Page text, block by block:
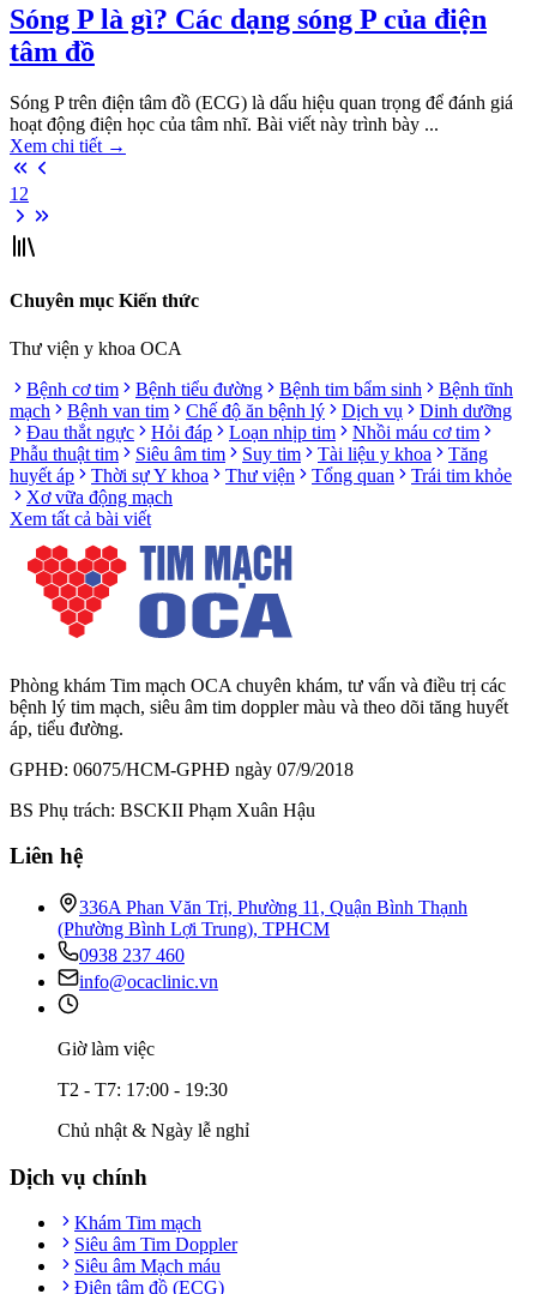
Sóng P là gì? Các dạng sóng P của điện
tâm đồ
Sóng P trên điện tâm đồ (ECG) là dấu hiệu quan trọng để đánh giá
hoạt động điện học của tâm nhĩ. Bài viết này trình bày ...
Xem chi tiết →
1 2
Chuyên mục Kiến thức
Thư viện y khoa OCA
Bệnh cơ tim
Bệnh tiểu đường Bệnh tim bẩm sinh
Bệnh tĩnh
mạch
Bệnh van tim Chế độ ăn bệnh lý Dịch vụ
Dinh dưỡng
Đau thắt ngực
Hỏi đáp Loạn nhịp tim
Nhồi máu cơ tim
Phẫu thuật tim
Siêu âm tim Suy tim Tài liệu y khoa
Tăng
huyết áp
Thời sự Y khoa Thư viện Tổng quan
Trái tim khỏe
Xơ vữa động mạch
Xem tất cả bài viết
Phòng khám Tim mạch OCA chuyên khám, tư vấn và điều trị các
bệnh lý tim mạch, siêu âm tim doppler màu và theo dõi tăng huyết
áp, tiểu đường.
GPHĐ: 06075/HCM-GPHĐ ngày 07/9/2018
BS Phụ trách: BSCKII Phạm Xuân Hậu
Liên hệ
336A Phan Văn Trị, Phường 11, Quận Bình Thạnh
(Phường Bình Lợi Trung), TPHCM
0938 237 460
info@ocaclinic.vn
Giờ làm việc
T2 - T7: 17:00 - 19:30
Chủ nhật & Ngày lễ nghỉ
Dịch vụ chính
Khám Tim mạch
Siêu âm Tim Doppler
Siêu âm Mạch máu
Điện tâm đồ (ECG)